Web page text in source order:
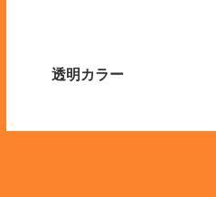
透明カラー